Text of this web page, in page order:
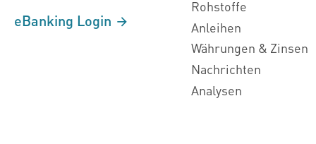
eBanking Login
Rohstoffe
Anleihen
Währungen & Zinsen
Nachrichten
Analysen